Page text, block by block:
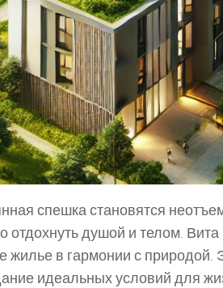
спешка становятся
душой и телом.
жилье в гармонии с природой.
идеальных условий для